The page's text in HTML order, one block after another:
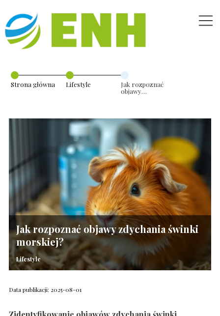
Strona główna Lifestyle
Jak rozpoznać
objawy
Jak rozpoznać objawy zdychania świnki
morskiej?
Lifestyle
Data publikacji: 2025-08-01